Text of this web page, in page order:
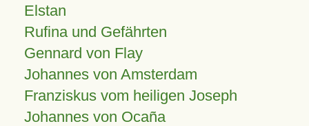
Elstan
Rufina und Gefährten
Gennard von Flay
Johannes von Amsterdam
Franziskus vom heiligen Joseph
Johannes von Ocaña